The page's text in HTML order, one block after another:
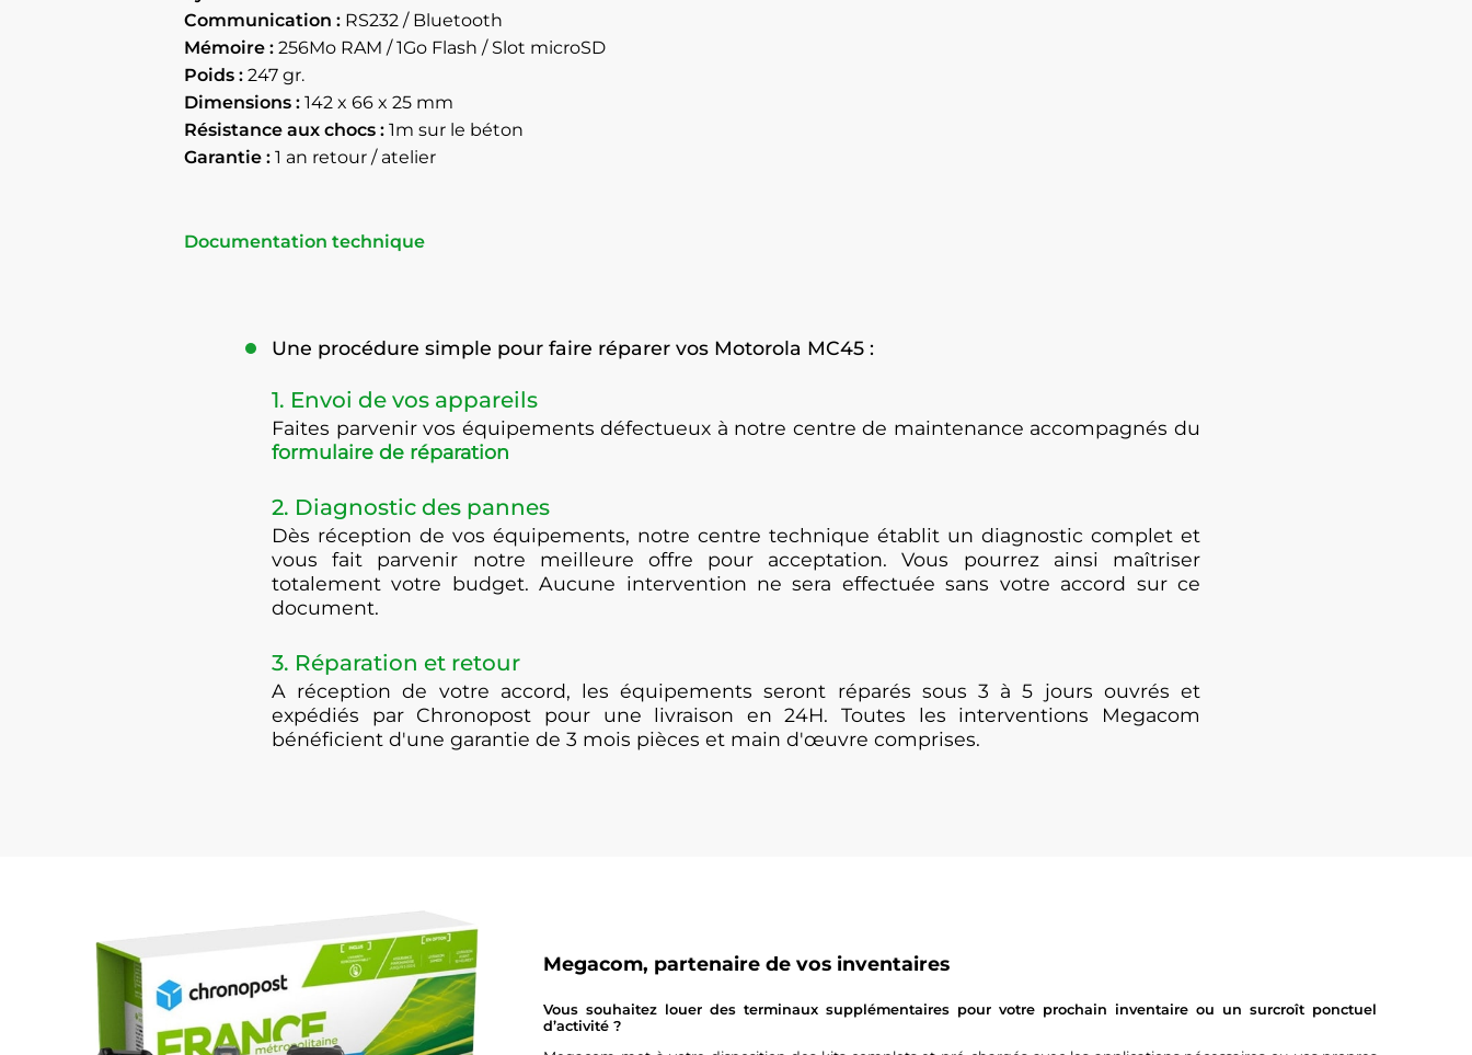
Communication : RS232 / Bluetooth
Mémoire : 256Mo RAM / 1Go Flash / Slot microSD
Poids : 247 gr.
Dimensions : 142 x 66 x 25 mm
Résistance aux chocs : 1m sur le béton
Garantie : 1 an retour / atelier
Documentation technique
Une procédure simple pour faire réparer vos Motorola MC45 :
1. Envoi de vos appareils
Faites parvenir vos équipements défectueux à notre centre de maintenance accompagnés du
formulaire de réparation
2. Diagnostic des pannes
Dès réception de vos équipements, notre centre technique établit un diagnostic complet et
vous fait parvenir notre meilleure offre pour acceptation. Vous pourrez ainsi maîtriser
totalement votre budget. Aucune intervention ne sera effectuée sans votre accord sur ce
document.
3. Réparation et retour
A réception de votre accord, les équipements seront réparés sous 3 à 5 jours ouvrés et
expédiés par Chronopost pour une livraison en 24H. Toutes les interventions Megacom
bénéficient d'une garantie de 3 mois pièces et main d'œuvre comprises.
Megacom, partenaire de vos inventaires
Vous souhaitez louer des terminaux supplémentaires pour votre prochain inventaire ou un surcroît ponctuel
d’activité ?